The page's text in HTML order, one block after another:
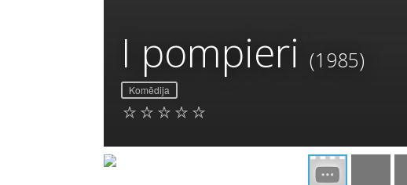
I pompieri (1985)
Komēdija